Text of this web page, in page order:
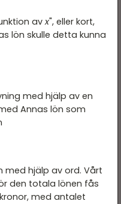
avx", eller kort,
lön skulle detta kunna
med hjälp av en
Annas lön som
med hjälp av ord. Vårt
den totala lönen fås
med antalet